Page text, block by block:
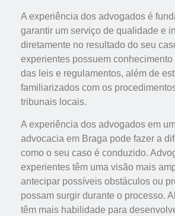
A experiência dos advogados é
garantir um serviço de qualidade e
diretamente no resultado do seu
experientes possuem
das leis e regulamentos, além de
familiarizados com os
tribunais locais.
A experiência dos advogados em
advocacia em Braga pode fazer a
como o seu caso é conduzido.
experientes têm uma visão mais
antecipar possíveis obstáculos ou
possam surgir durante o processo.
têm mais habilidade para